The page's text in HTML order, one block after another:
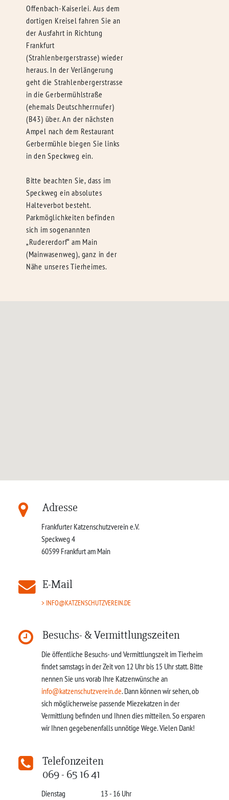
Offenbach-Kaiserlei. Aus dem
dortigen Kreisel fahren Sie an
der Ausfahrt in Richtung
Frankfurt
(Strahlenbergerstrasse) wieder
heraus. In der Verlängerung
geht die Strahlenbergerstrasse
in die Gerbermühlstraße
(ehemals Deutschherrnufer)
(B43) über. An der nächsten
Ampel nach dem Restaurant
Gerbermühle biegen Sie links
in den Speckweg ein.
Bitte beachten Sie, dass im
Speckweg ein absolutes
Halteverbot besteht.
Parkmöglichkeiten befinden
sich im sogenannten
„Rudererdorf“ am Main
(Mainwasenweg), ganz in der
Nähe unseres Tierheimes.
Adresse
Frankfurter Katzenschutzverein e.V.
Speckweg 4
60599 Frankfurt am Main
E-Mail
INFO@KATZENSCHUTZVEREIN.DE
Besuchs- & Vermittlungszeiten
Die öffentliche Besuchs- und Vermittlungszeit im Tierheim
findet samstags in der Zeit von 12 Uhr bis 15 Uhr statt. Bitte
nennen Sie uns vorab Ihre Katzenwünsche an
info@katzenschutzverein.de. Dann können wir sehen, ob
sich möglicherweise passende Miezekatzen in der
Vermittlung befinden und Ihnen dies mitteilen. So ersparen
wir Ihnen gegebenenfalls unnötige Wege. Vielen Dank!
Telefonzeiten
069 - 65 16 41
Dienstag
13 - 16 Uhr